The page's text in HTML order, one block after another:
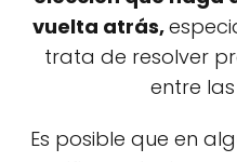
vuelta atrás,
trata de resolver
entre
Es posible que en